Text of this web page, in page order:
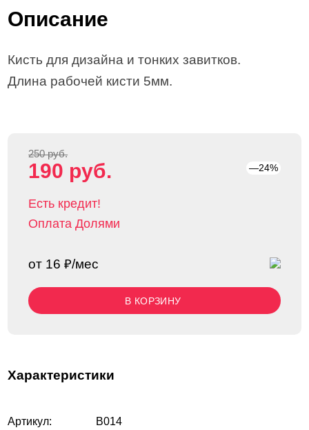
Описание
Кисть для дизайна и тонких завитков.
Длина рабочей кисти 5мм.
250 руб.
190 руб. —24%
Есть кредит!
Оплата Долями
от 16 ₽/мес
В КОРЗИНУ
Характеристики
Артикул:
B014